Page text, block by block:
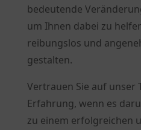
bedeutende
um Ihnen dabei zu
reibungslos und
gestalten.
Vertrauen Sie auf unser
Erfahrung, wenn es
zu einem erfolgreichen